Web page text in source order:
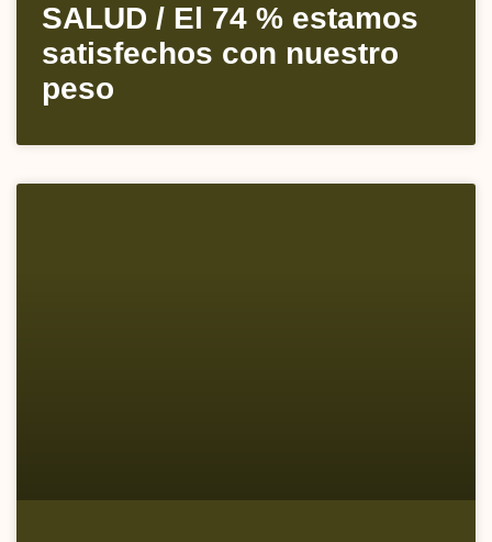
SALUD / El 74 % estamos
satisfechos con nuestro
peso